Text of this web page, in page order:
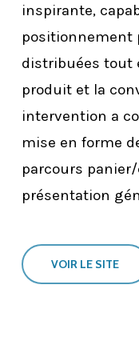
inspirante,
positionnement
distribuées tout
produit et la
intervention a
mise en forme
parcours
présentation
VOIR LE SITE